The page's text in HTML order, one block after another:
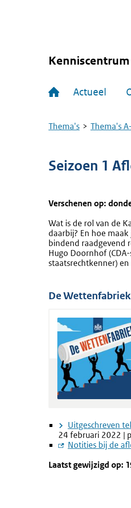
Actueel
Kruimelpad
Thema's Thema's
Seizoen 1
Verschenen op:
Wat is de rol van de
daarbij? En hoe
bindend raadgevend
Hugo Doornhof
staatsrechtkenner)
De Wettenfabriek
Uitgeschreven
24 februari 2022 |
Externe
Notities bij de
Laatst gewijzigd op: